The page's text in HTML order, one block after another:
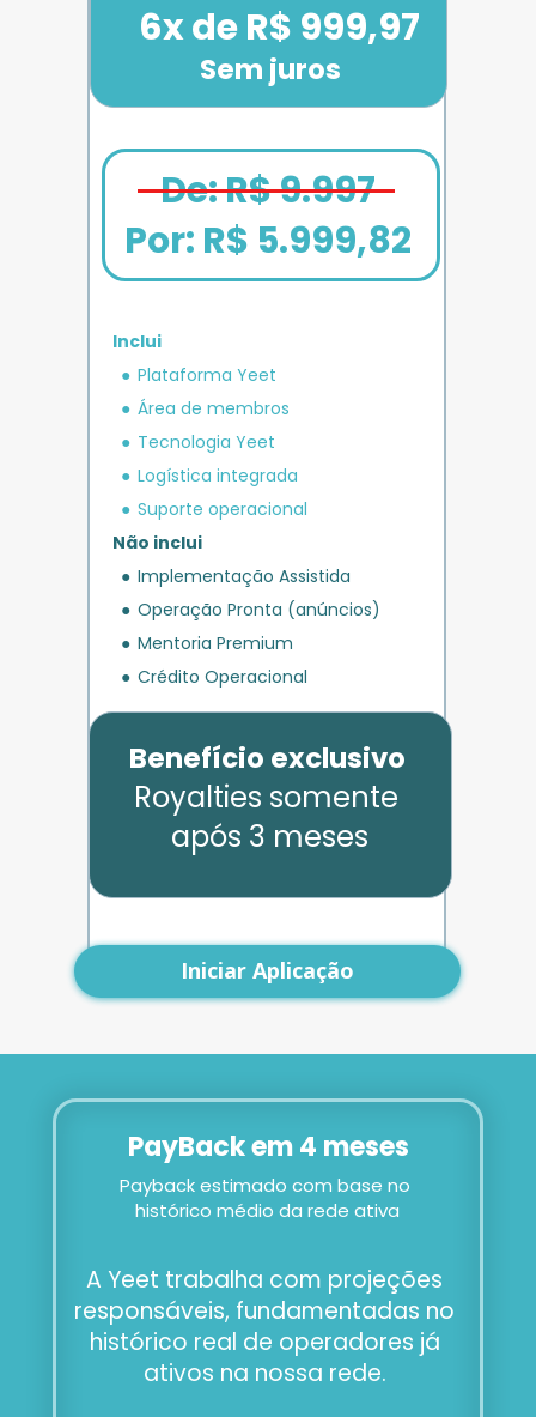
PLANO
IMPULSO
Parcele em até
12x de R$ 1.666,67
Sem juros
Inclui
Plataforma Yeet
Área de membros
Tecnologia Yeet
Logística integrada
Suporte operacional
Não inclui
Implementação Assistida
Operação Pronta (anúncios)
Mentoria Premium
Crédito Operacional
Bônus exclusivo
+ R$ 5.000
Yeet
Benefício exclusivo
Iniciar Aplicação
6x de R$ 999,97
De: R$ 9.997
Por: R$ 5.999,82
Royalties somente
após 3 meses
Benefício exclusivo
PayBack em 4 meses
Payback estimado com base no
histórico médio da rede ativa
A Yeet trabalha com projeções
responsáveis, fundamentadas no
histórico real de operadores já
ativos na nossa rede.